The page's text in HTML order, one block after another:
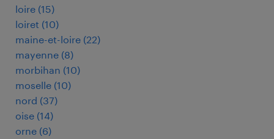
loire (15)
loiret (10)
maine-et-loire (22)
mayenne (8)
morbihan (10)
moselle (10)
nord (37)
oise (14)
orne (6)